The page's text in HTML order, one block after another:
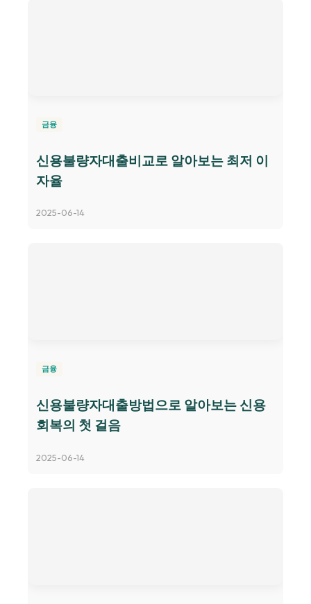
금융
신용불량자대출비교로 알아보는 최저 이
자율
2025-06-14
금융
신용불량자대출방법으로 알아보는 신용
회복의 첫 걸음
2025-06-14